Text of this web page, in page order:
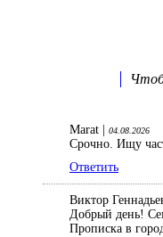
Marat | 04.08.2026
Срочно. Ищу
Ответить
Виктор
Добрый день!
Прописка в